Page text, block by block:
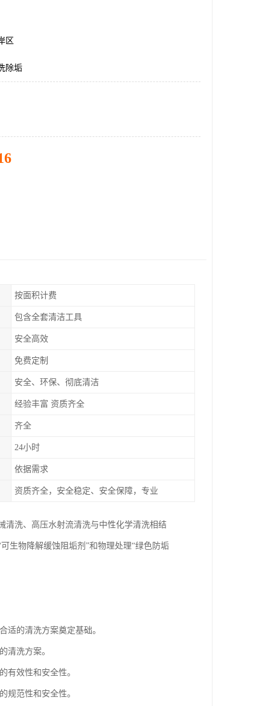
区
除垢
按面积计费
包含全套清洁工具
安全高效
免费定制
安全、环保、彻底清洁
经验丰富 资质齐全
齐全
24小时
依据需求
资质齐全，安全稳定、安全保障，专业
清洗、高压水射流清洗与中性化学清洗相结
生物降解缓蚀阻垢剂”和物理处理“绿色防垢
适的清洗方案奠定基础。
清洗方案。
有效性和安全性。
规范性和安全性。